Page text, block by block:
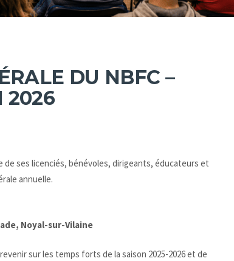
DU NBFC –
2026
de ses licenciés, bénévoles, dirigeants, éducateurs et
annuelle.
Noyal-sur-Vilaine
sur les temps forts de la saison 2025-2026 et de